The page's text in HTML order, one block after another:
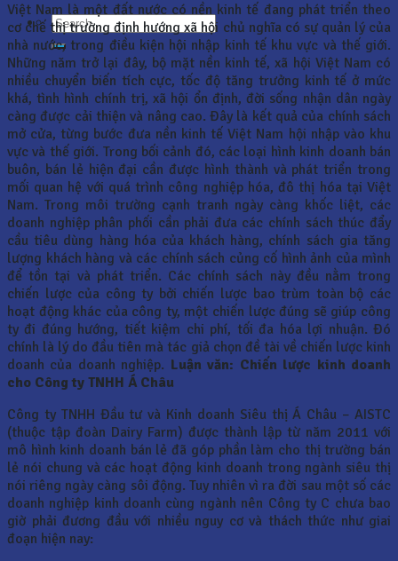
Việt Nam là một đất nước có nền kinh tế đang phát triển theo
cơ chế thị trường định hướng xã hội chủ nghĩa có sự quản lý của
nhà nước, trong điều kiện hội nhập kinh tế khu vực và thế giới.
Những năm trở lại đây, bộ mặt nền kinh tế, xã hội Việt Nam có
nhiều chuyển biến tích cực, tốc độ tăng trưởng kinh tế ở mức
khá, tình hình chính trị, xã hội ổn định, đời sống nhận dân ngày
càng được cải thiện và nâng cao. Đây là kết quả của chính sách
mở cửa, từng bước đưa nền kinh tế Việt Nam hội nhập vào khu
vực và thế giới. Trong bối cảnh đó, các loại hình kinh doanh bán
buôn, bán lẻ hiện đại cần được hình thành và phát triển trong
mối quan hệ với quá trình công nghiệp hóa, đô thị hóa tại Việt
Nam. Trong môi trường cạnh tranh ngày càng khốc liệt, các
doanh nghiệp phân phối cần phải đưa các chính sách thúc đẩy
cầu tiêu dùng hàng hóa của khách hàng, chính sách gia tăng
lượng khách hàng và các chính sách củng cố hình ảnh của mình
để tồn tại và phát triển. Các chính sách này đều nằm trong
chiến lược của công ty bởi chiến lược bao trùm toàn bộ các
hoạt động khác của công ty, một chiến lược đúng sẽ giúp công
ty đi đúng hướng, tiết kiệm chi phí, tối đa hóa lợi nhuận. Đó
chính là lý do đầu tiên mà tác giả chọn đề tài về chiến lược kinh
doanh của doanh nghiệp. Luận văn: Chiến lược kinh doanh
cho Công ty TNHH Á Châu
Công ty TNHH Đầu tư và Kinh doanh Siêu thị Á Châu – AISTC
(thuộc tập đoàn Dairy Farm) được thành lập từ năm 2011 với
mô hình kinh doanh bán lẻ đã góp phần làm cho thị trường bán
lẻ nói chung và các hoạt động kinh doanh trong ngành siêu thị
nói riêng ngày càng sôi động. Tuy nhiên vì ra đời sau một số các
doanh nghiệp kinh doanh cùng ngành nên Công ty C chưa bao
giờ phải đương đầu với nhiều nguy cơ và thách thức như giai
đoạn hiện nay: